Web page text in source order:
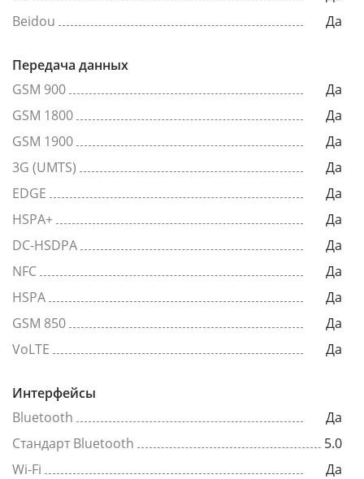
Beidou
Да
Передача данных
GSM 900
Да
GSM 1800
Да
GSM 1900
Да
3G (UMTS)
Да
EDGE
Да
HSPA+
Да
DC-HSDPA
Да
NFC
Да
HSPA
Да
GSM 850
Да
VoLTE
Да
Интерфейсы
Bluetooth
Да
Стандарт Bluetooth
5.0
Wi-Fi
Да